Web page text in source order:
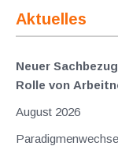
Aktuelles
Neuer
Rolle von
August 2026